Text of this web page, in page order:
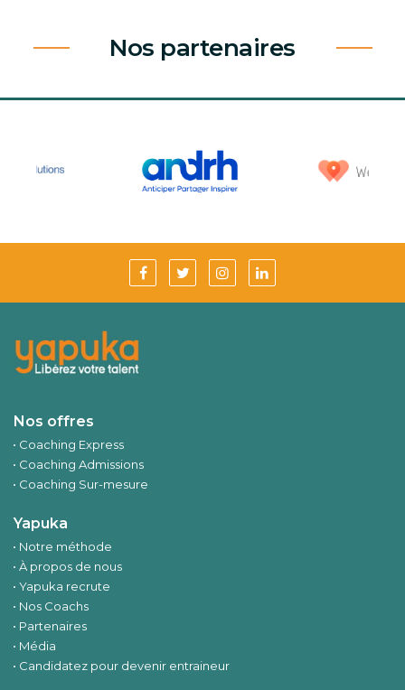
Nos partenaires
Nos offres
Coaching Express
Coaching Admissions
Coaching Sur-mesure
Yapuka
Notre méthode
À propos de nous
Yapuka recrute
Nos Coachs
Partenaires
Média
Candidatez pour devenir entraineur